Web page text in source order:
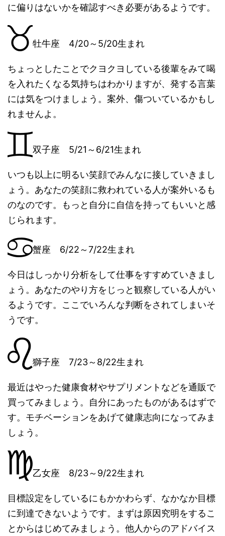
に偏りはないかを確認すべき必要があるようです。
牡牛座 4/20～5/20生まれ
ちょっとしたことでクヨクヨしている後輩をみて喝
を入れたくなる気持ちはわかりますが、発する言葉
には気をつけましょう。案外、傷ついているかもし
れませんよ。
双子座 5/21～6/21生まれ
いつも以上に明るい笑顔でみんなに接していきまし
ょう。あなたの笑顔に救われている人が案外いるも
のなのです。もっと自分に自信を持ってもいいと感
じられます。
蟹座 6/22～7/22生まれ
今日はしっかり分析をして仕事をすすめていきまし
ょう。あなたのやり方をじっと観察している人がい
るようです。ここでいろんな判断をされてしまいそ
うです。
獅子座 7/23～8/22生まれ
最近はやった健康食材やサプリメントなどを通販で
買ってみましょう。自分にあったものがあるはずで
す。モチベーションをあげて健康志向になってみま
しょう。
乙女座 8/23～9/22生まれ
目標設定をしているにもかかわらず、なかなか目標
に到達できないようです。まずは原因究明をするこ
とからはじめてみましょう。他人からのアドバイス